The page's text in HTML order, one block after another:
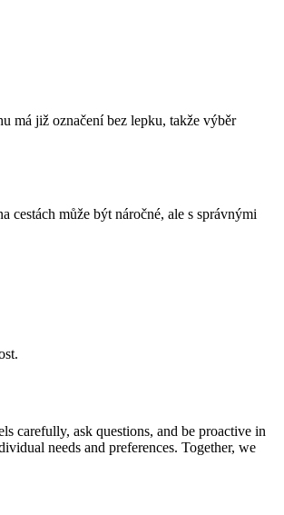
má již označení bez lepku, takže výběr
cestách může být náročné, ale s správnými
carefully, ask questions, and be proactive in
needs and preferences. Together, we